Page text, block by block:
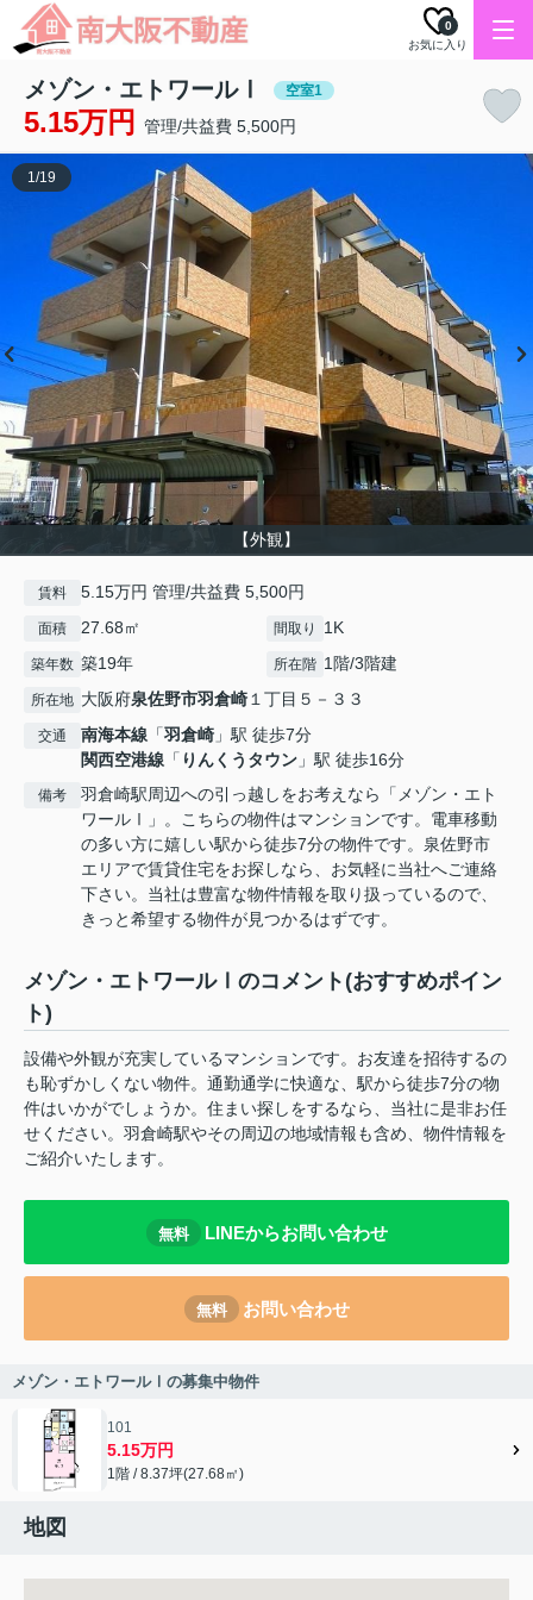
お気に入り
0
メゾン・エトワールⅠ 空室1
5.15万円 管理/共益費 5,500円
【外観】
1/19
賃料 5.15万円 管理/共益費 5,500円
面積 27.68㎡ 間取り 1K
築年数 築19年 所在階 1階/3階建
所在地 大阪府泉佐野市羽倉崎１丁目５－３３
交通 南海本線 「羽倉崎 」駅 徒歩7分
関西空港線 「 りんくうタウン 」駅 徒歩16分
備考
羽倉崎駅周辺への引っ越しをお考えなら「メゾン・エト
ワールⅠ」。こちらの物件はマンションです。電車移動
の多い方に嬉しい駅から徒歩7分の物件です。泉佐野市
エリアで賃貸住宅をお探しなら、お気軽に当社へご連絡
下さい。当社は豊富な物件情報を取り扱っているので、
きっと希望する物件が見つかるはずです。
メゾン・エトワールⅠのコメント(おすすめポイン
ト)
設備や外観が充実しているマンションです。お友達を招待するの
も恥ずかしくない物件。通勤通学に快適な、駅から徒歩7分の物
件はいかがでしょうか。住まい探しをするなら、当社に是非お任
せください。羽倉崎駅やその周辺の地域情報も含め、物件情報を
ご紹介いたします。
無料 LINEからお問い合わせ
無料 お問い合わせ
メゾン・エトワールⅠの募集中物件
101
5.15万円
1階 / 8.37坪(27.68㎡)
地図